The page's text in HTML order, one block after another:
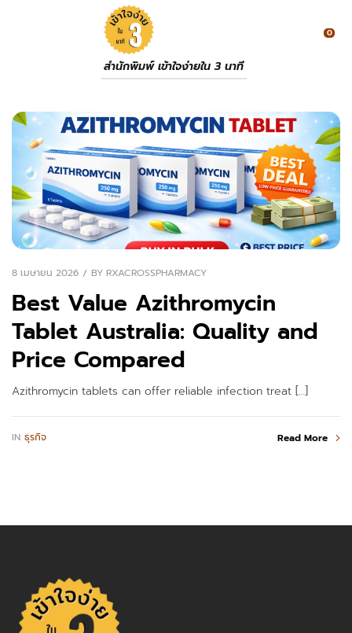
สำนักพิมพ์ เข้าใจง่ายใน 3 นาที
0
8 เมษายน 2026 BY RXACROSSPHARMACY
Best Value Azithromycin
Tablet Australia: Quality and
Price Compared
Azithromycin tablets can offer reliable infection treat […]
IN ธุรกิจ Read More